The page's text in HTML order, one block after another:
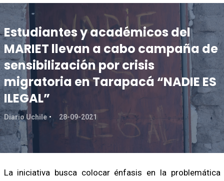
Estudiantes y académicos del
MARIET llevan a cabo campaña de
sensibilización por crisis
migratoria en Tarapacá “NADIE ES
ILEGAL”
Diario Uchile 28-09-2021
La iniciativa busca colocar énfasis en la problemática